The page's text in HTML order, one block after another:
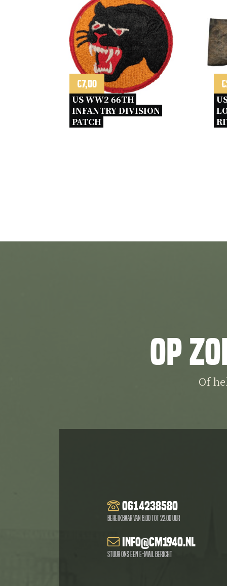
€7,00
US WW2 66TH
INFANTRY DIVISION
PATCH
€
Op
Of
0614238580
Bereikbaar van 8.00 tot 22.00 uur
info@cm1940.nl
Stuur ons een e-mail bericht